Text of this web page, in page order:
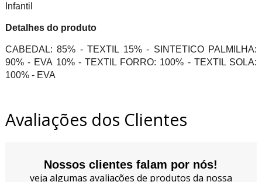
Infantil
Detalhes do produto
CABEDAL: 85% - TEXTIL 15% - SINTETICO PALMILHA:
90% - EVA 10% - TEXTIL FORRO: 100% - TEXTIL SOLA:
100% - EVA
Avaliações dos Clientes
Nossos clientes falam por nós!
veja algumas avaliações de produtos da nossa